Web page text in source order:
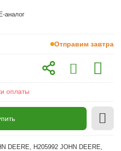
аналог
Отправим завтра
оплаты
DEERE, H205992 JOHN DEERE,